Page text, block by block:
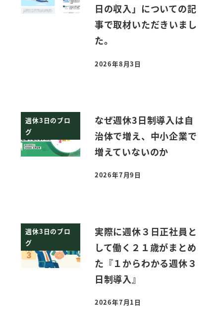
日の収入」についての記
事で取材いただきいまし
た。
投稿日
2026年8月3日
週休3日のブロ
グ
なぜ週休3日制導入は自
治体で増え、中小企業で
増えていないのか
投稿日
2026年7月9日
週休3日のブロ
グ
実際に週休３日正社員と
して働く２１歳がまとめ
た『１からわかる週休３
日制導入』
投稿日
2026年7月1日